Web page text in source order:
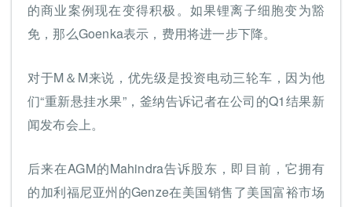
的商业案例现在变得积极。如果锂离子细胞变为豁
免，那么Goenka表示，费用将进一步下降。
对于M＆M来说，优先级是投资电动三轮车，因为他
们“重新悬挂水果”，釜纳告诉记者在公司的Q1结果新
闻发布会上。
后来在AGM的Mahindra告诉股东，即目前，它拥有
的加利福尼亚州的Genze在美国销售了美国富裕市场